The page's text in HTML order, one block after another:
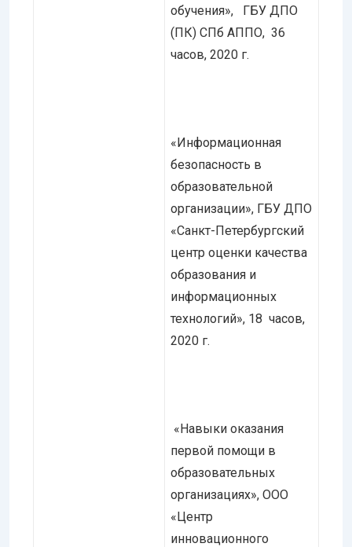
обучения», ГБУ ДПО
(ПК) СПб АППО, 36
часов, 2020 г.
«Информационная
безопасность в
образовательной
организации», ГБУ ДПО
«Санкт-Петербургский
центр оценки качества
образования и
информационных
технологий», 18 часов,
2020 г.
«Навыки оказания
первой помощи в
образовательных
организациях», ООО
«Центр
инновационного